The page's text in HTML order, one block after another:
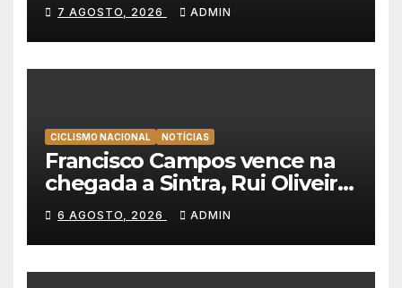
Polónia
7 AGOSTO, 2026 ADMIN
CICLISMO NACIONAL NOTÍCIAS
Francisco Campos vence na
chegada a Sintra, Rui Oliveira
veste de amarelo na Volta a
Portugal
6 AGOSTO, 2026 ADMIN